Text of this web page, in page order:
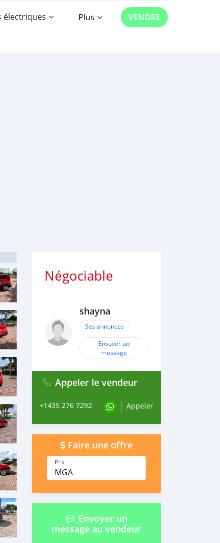
électriques Plus VENDRE
Négociable
shayna
Ses annonces
Envoyer un
message
Appeler le vendeur
+1435 276 7292 Appeler
Faire une offre
Prix
MGA
Envoyer un
message au vendeur